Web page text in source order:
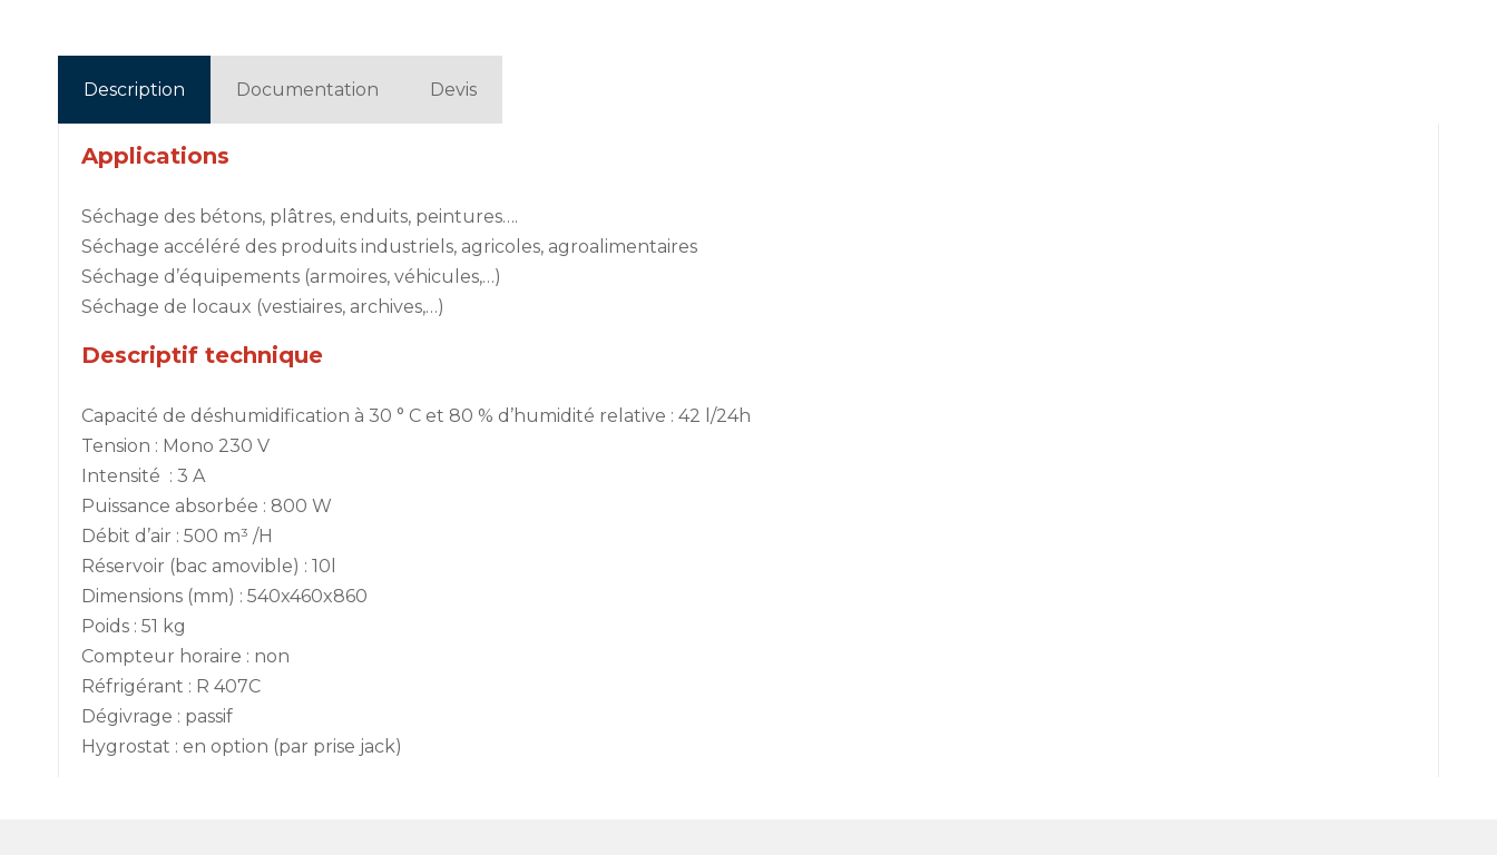
Description Documentation Devis
Applications
Séchage des bétons, plâtres, enduits, peintures….
Séchage accéléré des produits industriels, agricoles, agroalimentaires
Séchage d’équipements (armoires, véhicules,…)
Séchage de locaux (vestiaires, archives,…)
Descriptif technique
Capacité de déshumidification à 30 ° C et 80 % d’humidité relative : 42 l/24h
Tension : Mono 230 V
Intensité : 3 A
Puissance absorbée : 800 W
Débit d’air : 500 m³ /H
Réservoir (bac amovible) : 10l
Dimensions (mm) : 540x460x860
Poids : 51 kg
Compteur horaire : non
Réfrigérant : R 407C
Dégivrage : passif
Hygrostat : en option (par prise jack)